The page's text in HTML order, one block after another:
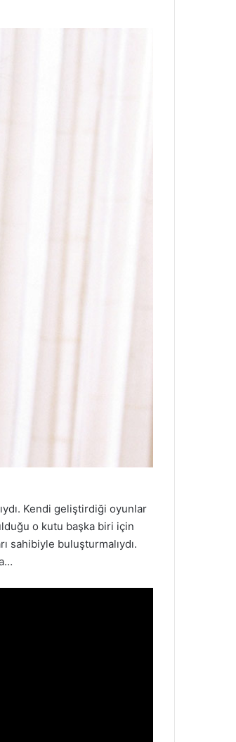
Kendi geliştirdiği oyunlar
o kutu başka biri için
sahibiyle buluşturmalıydı.